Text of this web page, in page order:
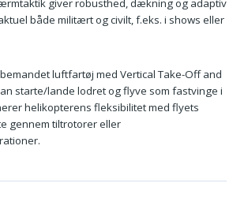
giver robusthed, dækning og adaptiv
både militært og civilt, f.eks. i shows eller
luftfartøj med Vertical Take-Off and
starte/lande lodret og flyve som fastvinge i
helikopterens fleksibilitet med flyets
gennem tiltrotorer eller